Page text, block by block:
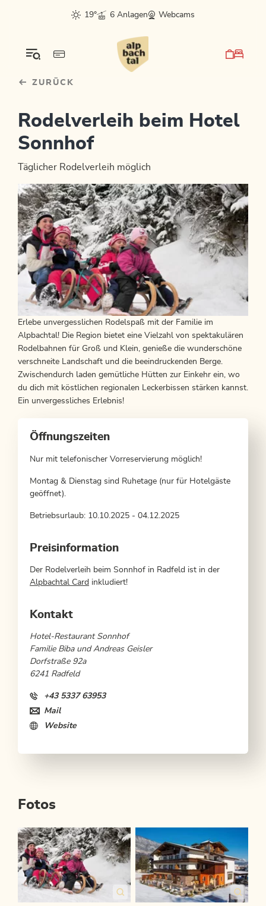
sr.skip-to.main-content
sr.skip-to.table-of-contents
sr.skip-to.main-navigation
19°
6 Anlagen Webcams
ZURÜCK
Rodelverleih beim Hotel
Sonnhof
Täglicher Rodelverleih möglich
Erlebe unvergesslichen Rodelspaß mit der Familie im
Alpbachtal! Die Region bietet eine Vielzahl von spektakulären
Rodelbahnen für Groß und Klein, genieße die wunderschöne
verschneite Landschaft und die beeindruckenden Berge.
Zwischendurch laden gemütliche Hütten zur Einkehr ein, wo
du dich mit köstlichen regionalen Leckerbissen stärken kannst.
Ein unvergessliches Erlebnis!
Fotos
Öffnungszeiten
Nur mit telefonischer Vorreservierung möglich!
Montag & Dienstag sind Ruhetage (nur für Hotelgäste
geöffnet).
Betriebsurlaub: 10.10.2025 - 04.12.2025
Preisinformation
Der Rodelverleih beim Sonnhof in Radfeld ist in der
Alpbachtal Card inkludiert!
Kontakt
Hotel-Restaurant Sonnhof
Familie Biba und Andreas Geisler
Dorfstraße 92a
6241 Radfeld
+43 5337 63953
Mail
Website